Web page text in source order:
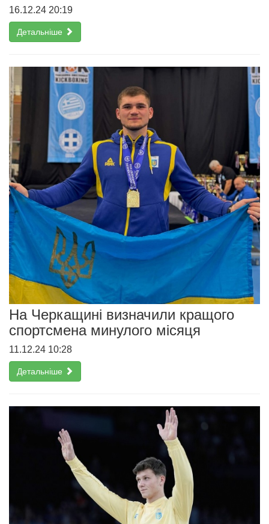
16.12.24 20:19
Детальніше
На Черкащині визначили кращого
спортсмена минулого місяця
11.12.24 10:28
Детальніше